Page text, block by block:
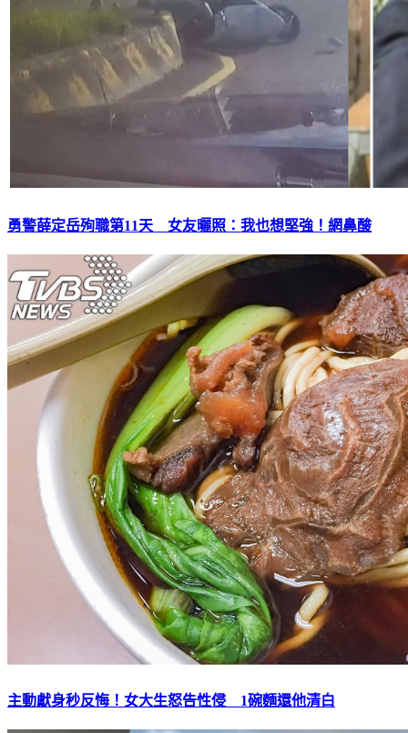
勇警薛定岳殉職第11天 女友曬照：我也想堅強！網鼻酸
主動獻身秒反悔！女大生怒告性侵 1碗麵還他清白